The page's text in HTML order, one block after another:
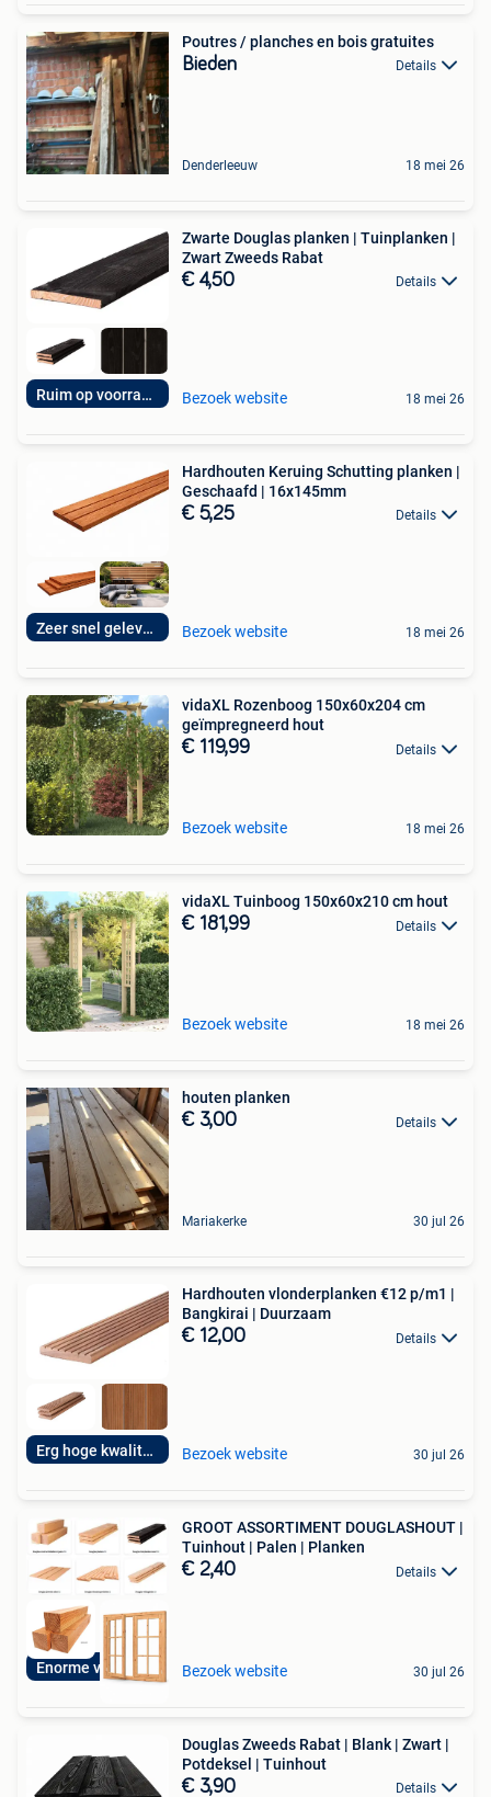
Poutres / planches en bois gratuites
Bieden Details
Denderleeuw 18 mei 26
Ruim op voorraad!
Zwarte Douglas planken | Tuinplanken |
Zwart Zweeds Rabat
€ 4,50 Details
Bezoek website 18 mei 26
Zeer snel geleverd
Hardhouten Keruing Schutting planken |
Geschaafd | 16x145mm
€ 5,25 Details
Bezoek website 18 mei 26
vidaXL Rozenboog 150x60x204 cm
geïmpregneerd hout
€ 119,99 Details
Bezoek website 18 mei 26
vidaXL Tuinboog 150x60x210 cm hout
€ 181,99 Details
Bezoek website 18 mei 26
houten planken
€ 3,00 Details
Mariakerke 30 jul 26
Erg hoge kwaliteit
Hardhouten vlonderplanken €12 p/m1 |
Bangkirai | Duurzaam
€ 12,00 Details
Bezoek website 30 jul 26
GROOT ASSORTIMENT DOUGLASHOUT |
Tuinhout | Palen | Planken
€ 2,40 Details
Bezoek website 30 jul 26
Douglas Zweeds Rabat | Blank | Zwart |
Potdeksel | Tuinhout
€ 3,90 Details